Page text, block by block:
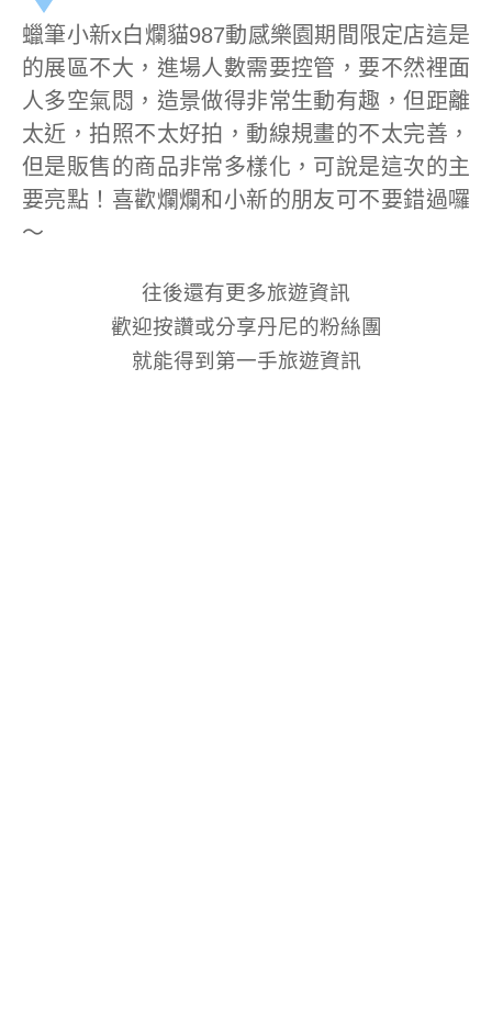
蠟筆小新x白爛貓987動感樂園期間限定店這是
的展區不大，進場人數需要控管，要不然裡面
人多空氣悶，造景做得非常生動有趣，但距離
太近，拍照不太好拍，動線規畫的不太完善，
但是販售的商品非常多樣化，可說是這次的主
要亮點！喜歡爛爛和小新的朋友可不要錯過囉
～
往後還有更多旅遊資訊
歡迎按讚或分享丹尼的粉絲團
就能得到第一手旅遊資訊